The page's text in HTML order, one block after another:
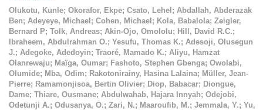
Olukotu, Kunle; Okorafor, Ekpe; Csato, Lehel ; Abdallah, Abderazak
Ben; Adeyeye, Michael ; Cohen, Michael ; Kola, Babalola; Zeigler,
Bernard P; Tolk, Andreas; Akin-Ojo, Omololu; Hill, David R.C.;
Ibraheem, Abdulrahman O.; Yesufu, Thomas K.; Adesoji, Olusegun
J.; Adegoke, Adedoyin; Traoré, Mamado K.; Aliyu, Hamzat
Olanrewaju; Maïga, Oumar; Fashoto, Stephen Gbenga; Owolabi,
Olumide; Mba, Odim; Rakotonirainy, Hasina Lalaina; Müller, Jean-
Pierre; Ramamonjisoa, Bertin Olivier; Diop, Babacar; Diongue,
Dame; Thiare, Ousmane; Abdulwahab, Hajara Innyah; Odejobi,
Odetunji A.; Odusanya, O.; Zari, N.; Maaroufib, M.; Jemmala, Y.; Yu,